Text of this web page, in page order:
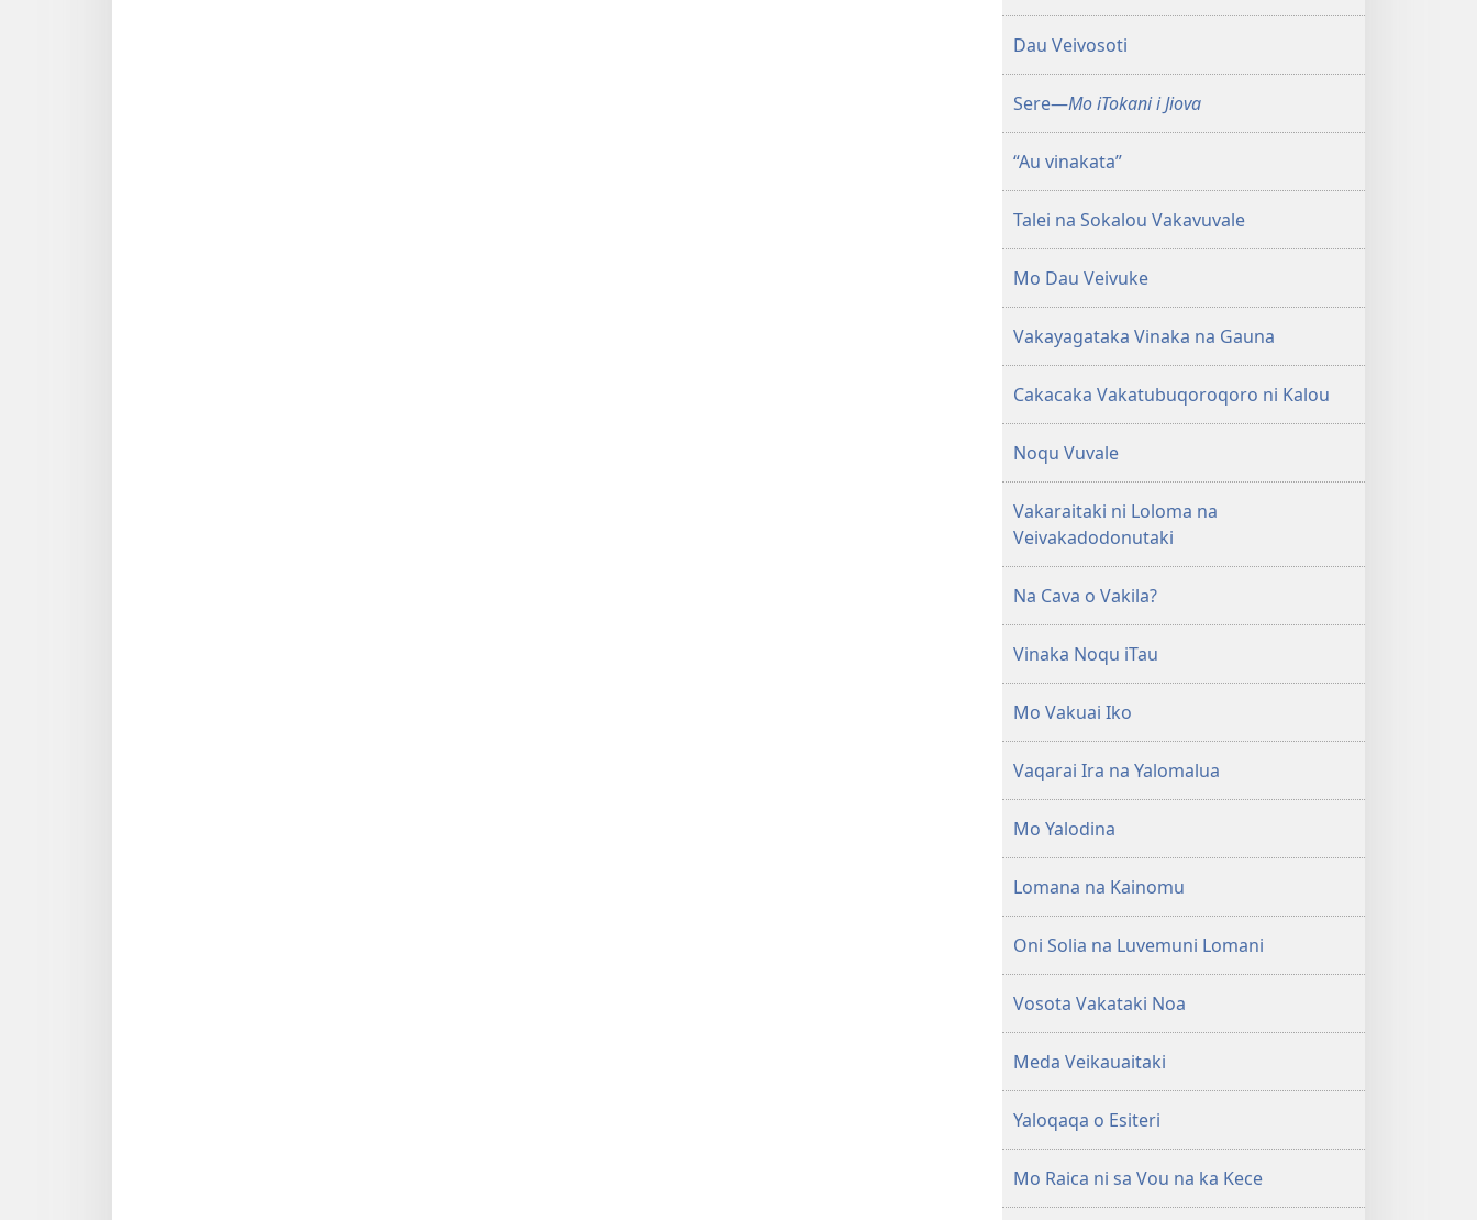
Dau Veivosoti
Sere​—Mo iTokani i Jiova
“Au vinakata”
Talei na Sokalou Vakavuvale
Mo Dau Veivuke
Vakayagataka Vinaka na Gauna
Cakacaka Vakatubuqoroqoro ni Kalou
Noqu Vuvale
Vakaraitaki ni Loloma na
Veivakadodonutaki
Na Cava o Vakila?
Vinaka Noqu iTau
Mo Vakuai Iko
Vaqarai Ira na Yalomalua
Mo Yalodina
Lomana na Kainomu
Oni Solia na Luvemuni Lomani
Vosota Vakataki Noa
Meda Veikauaitaki
Yaloqaqa o Esiteri
Mo Raica ni sa Vou na ka Kece